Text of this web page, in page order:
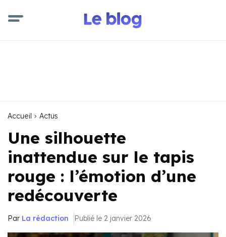
Accueil Actus
Une silhouette
inattendue sur le tapis
rouge : l’émotion d’une
redécouverte
Par La rédaction Publié le 2 janvier 2026